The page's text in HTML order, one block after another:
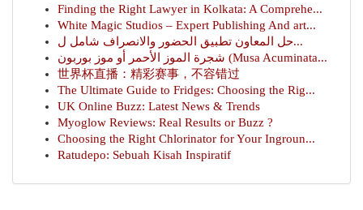
Finding the Right Lawyer in Kolkata: A Comprehe...
White Magic Studios – Expert Publishing And art...
حل المعاون تطبيق الحضور والانصراف شامل ل...
شجرة الموز الأحمر أو موز بوربون (Musa Acuminata...
世界杯直播：精彩赛事，不容错过
The Ultimate Guide to Fridges: Choosing the Rig...
UK Online Buzz: Latest News & Trends
Myoglow Reviews: Real Results or Buzz ?
Choosing the Right Chlorinator for Your Ingroun...
Ratudepo: Sebuah Kisah Inspiratif